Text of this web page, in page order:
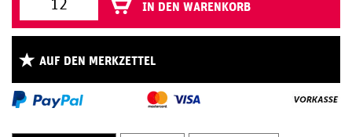
IN DEN WARENKORB
AUF DEN MERKZETTEL